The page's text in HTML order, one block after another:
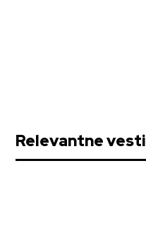
Relevantne vesti